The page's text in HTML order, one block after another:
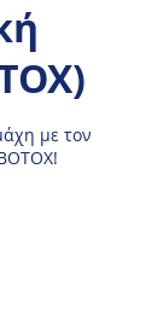
με τον